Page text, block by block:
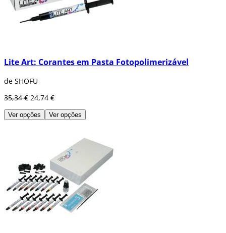
Lite Art: Corantes em Pasta Fotopolimerizável
de SHOFU
35,34 € 24,74 €
Ver opções Ver opções